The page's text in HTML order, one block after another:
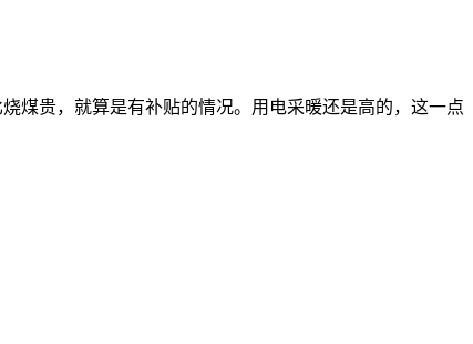
煤贵，就算是有补贴的情况。用电采暖还是高的，这一点